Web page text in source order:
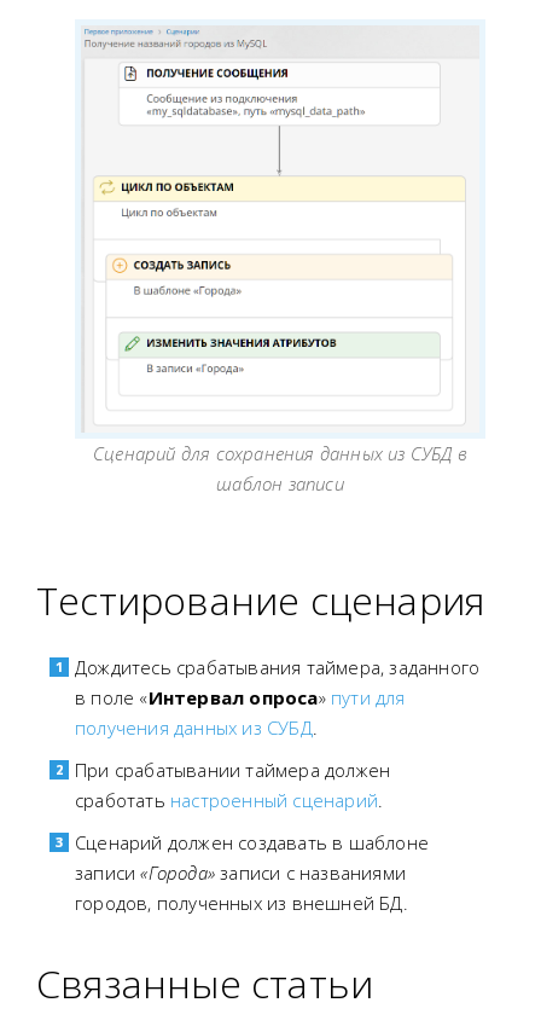
Сценарий для сохранения данных из СУБД в
шаблон записи
Тестирование сценария
Дождитесь срабатывания таймера, заданного
в поле «Интервал опроса» пути для
получения данных из СУБД.
При срабатывании таймера должен
сработать настроенный сценарий.
Сценарий должен создавать в шаблоне
записи«Города» записи с названиями
городов, полученных из внешней БД.
Связанные статьи